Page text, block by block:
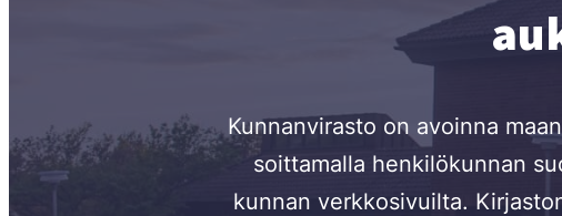
Kunnanvirasto on avoinna
soittamalla henkilökunnan
kunnan verkkosivuilta.